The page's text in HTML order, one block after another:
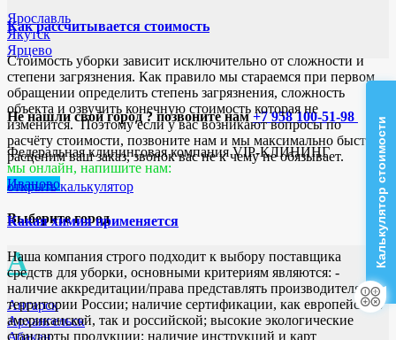
Ярославль
Якутск
Ярцево
Не нашли свой город ? позвоните нам+7 958 100-51-98
Федеральная клининговая компания VIP-КЛИНИНГ
мы онлайн, напишите нам:
Иваново
Выберите город
А
Ангарск
Архангельск
Абакан
Как рассчитывается стоимость
Стоимость уборки зависит исключительно от сложности и
степени загрязнения. Как правило мы стараемся при первом
обращении определить степень загрязнения, сложность
объекта и озвучить конечную стоимость которая не
изменится. Поэтому если у вас возникают вопросы по
расчёту стоимости, позвоните нам и мы максимально быстро
расценим ваш заказ, звонок вас не к чему не обязывает.
открыть калькулятор
Какая химия применяется
Наша компания строго подходит к выбору поставщика
средств для уборки, основными критериям являются: -
наличие аккредитации/права представлять производителя на
территории России; наличие сертификации, как европейской/
американской, так и российской; высокие экологические
стандарты продукции; наличие инструкций и карт
Калькулятор стоимости